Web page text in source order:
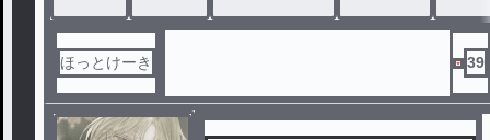
う────
ほっとけーき 39